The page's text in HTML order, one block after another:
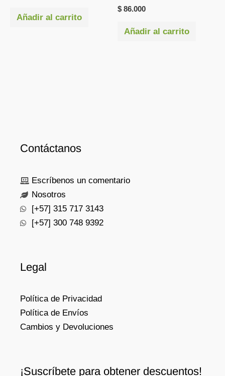
Añadir al carrito
$ 86.000
Añadir al carrito
Contáctanos
Escríbenos un comentario
Nosotros
[+57] 315 717 3143
[+57] 300 748 9392
Legal
Política de Privacidad
Política de Envíos
Cambios y Devoluciones
¡Suscríbete para obtener descuentos!